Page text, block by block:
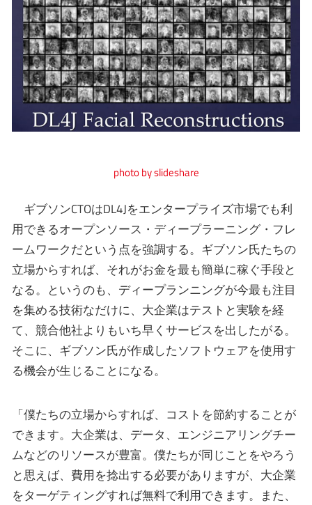
photo by slideshare
ギブソンCTOはDL4Jをエンタープライズ市場でも利
用できるオープンソース・ディープラーニング・フレ
ームワークだという点を強調する。ギブソン氏たちの
立場からすれば、それがお金を最も簡単に稼ぐ手段と
なる。というのも、ディープランニングが今最も注目
を集める技術なだけに、大企業はテストと実験を経
て、競合他社よりもいち早くサービスを出したがる。
そこに、ギブソン氏が作成したソフトウェアを使用す
る機会が生じることになる。
「僕たちの立場からすれば、コストを節約することが
できます。大企業は、データ、エンジニアリングチー
ムなどのリソースが豊富。僕たちが同じことをやろう
と思えば、費用を捻出する必要がありますが、大企業
をターゲティングすれば無料で利用できます。また、